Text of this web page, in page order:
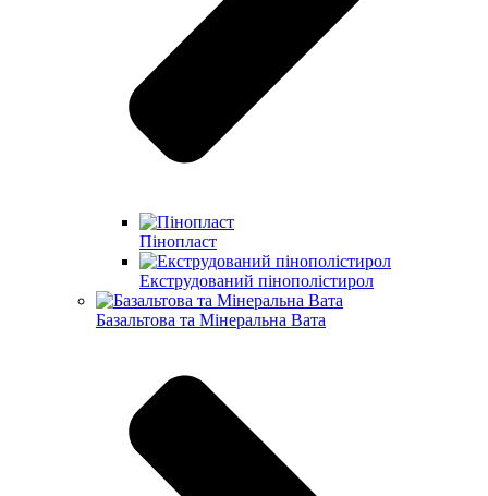
Пінопласт
Екструдований пінополістирол
Базальтова та Мінеральна Вата